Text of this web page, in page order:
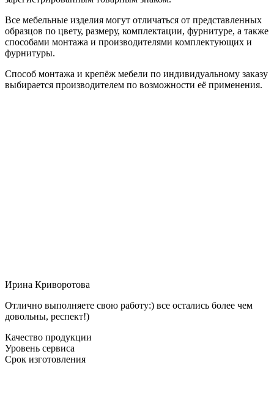
Все мебельные изделия могут отличаться от представленных
образцов по цвету, размеру, комплектации, фурнитуре, а также
способами монтажа и производителями комплектующих и
фурнитуры.
Способ монтажа и крепёж мебели по индивидуальному заказу
выбирается производителем по возможности её применения.
Ирина Криворотова
Отлично выполняете свою работу:) все остались более чем
довольны, респект!)
Качество продукции
Уровень сервиса
Срок изготовления